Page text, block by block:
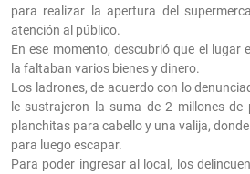
para realizar la apertura del
atención al público.
En ese momento, descubrió que el lugar
la faltaban varios bienes y dinero.
Los ladrones, de acuerdo con lo
le sustrajeron la suma de 2 millones de
planchitas para cabello y una valija,
para luego escapar.
Para poder ingresar al local, los